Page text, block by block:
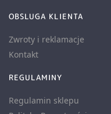
OBSLUGA KLIENTA
Zwroty i reklamacje
Kontakt
REGULAMINY
Regulamin sklepu